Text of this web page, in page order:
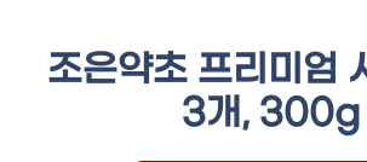
조은약초 프리미엄
3개, 300g